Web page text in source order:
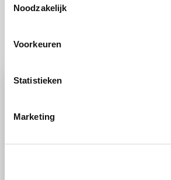
Noodzakelijk
Voorkeuren
Statistieken
Marketing
Ook lekker